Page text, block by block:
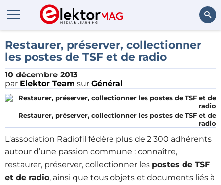
Rechercher
Restaurer, préserver, collectionner
les postes de TSF et de radio
10 décembre 2013
par Elektor Team sur Général
Restaurer, préserver, collectionner les postes de TSF et de
radio
L'association Radiofil fédère plus de 2 300 adhérents
autour d’une passion commune : connaître,
restaurer, préserver, collectionner les postes de TSF
et de radio, ainsi que tous objets et documents liés à